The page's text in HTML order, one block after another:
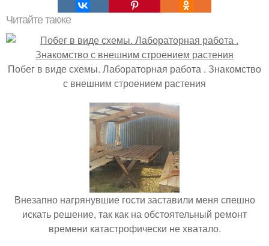
Читайте также
Побег в виде схемы. Лабораторная работа . Знакомство
с внешним строением растения
Внезапно нагрянувшие гости заставили меня спешно
искать решение, так как на обстоятельный ремонт
времени катастрофически не хватало.